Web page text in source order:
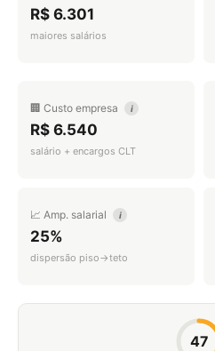
R$ 6.301
maiores salários
🏢 Custo empresa i
R$ 6.540
salário + encargos CLT
📈 Amp. salarial i
25%
dispersão piso→teto
47